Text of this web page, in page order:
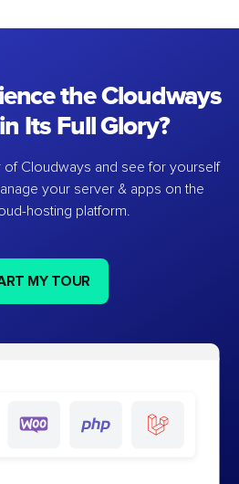
the Cloudways
Its Full Glory?
of Cloudways and see for yourself
your server & apps on the
hosting platform.
MY TOUR